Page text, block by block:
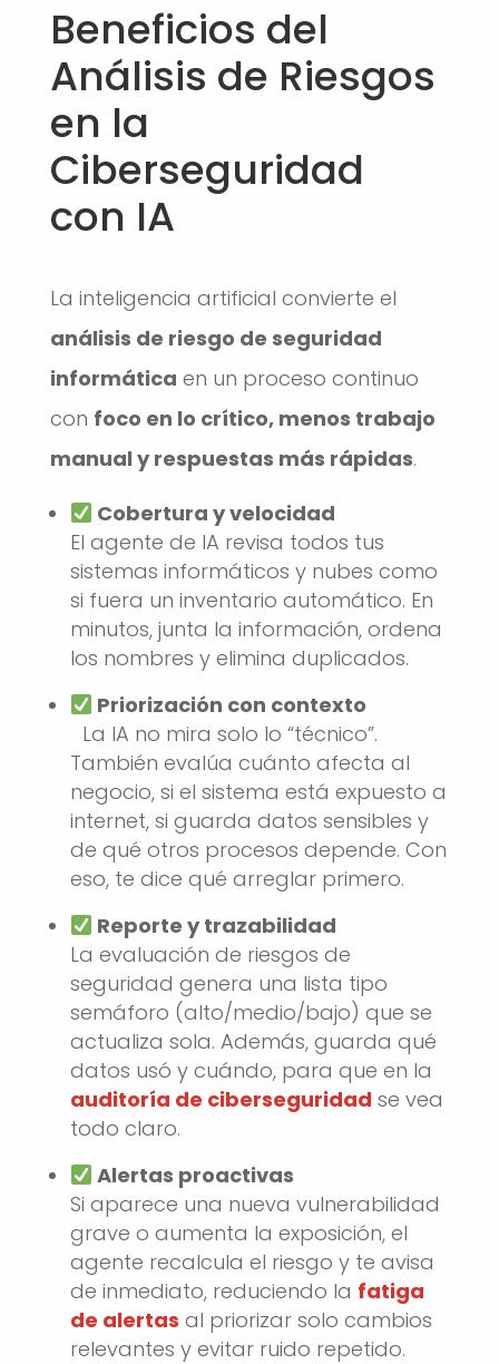
Beneficios del
Análisis de Riesgos
en la
Ciberseguridad
con IA
La inteligencia artificial convierte el
análisis de riesgo de seguridad
informática en un proceso continuo
con foco en lo crítico, menos trabajo
manual y respuestas más rápidas.
Cobertura y velocidad
El agente de IA revisa todos tus
sistemas informáticos y nubes como
si fuera un inventario automático. En
minutos, junta la información, ordena
los nombres y elimina duplicados.
Priorización con contexto
La IA no mira solo lo “técnico”.
También evalúa cuánto afecta al
negocio, si el sistema está expuesto a
internet, si guarda datos sensibles y
de qué otros procesos depende. Con
eso, te dice qué arreglar primero.
Reporte y trazabilidad
La evaluación de riesgos de
seguridad genera una lista tipo
semáforo (alto/medio/bajo) que se
actualiza sola. Además, guarda qué
datos usó y cuándo, para que en la
auditoría de ciberseguridad se vea
todo claro.
Alertas proactivas
Si aparece una nueva vulnerabilidad
grave o aumenta la exposición, el
agente recalcula el riesgo y te avisa
de inmediato, reduciendo la fatiga
de alertas al priorizar solo cambios
relevantes y evitar ruido repetido.